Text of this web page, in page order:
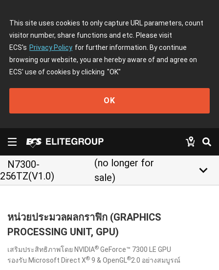
This site uses cookies to only capture URL parameters, count
visitor number, share functions and etc. Please visit
ECS's Privacy Policy for further information. By continue
browsing our website, you are hereby aware of and agree on
ECS' use of cookies by clicking "OK"
OK
N7300-
256TZ(V1.0)
(no longer for
sale)
keyboard_arrow_down
หน่วยประมวลผลกราฟิก (GRAPHICS
PROCESSING UNIT, GPU)
เสริมประสิทธิภาพโดย NVIDIA® GeForce™ 7300 LE GPU
รองรับ Microsoft Direct X® 9 & OpenGL ®2.0 อย่างสมบูรณ์